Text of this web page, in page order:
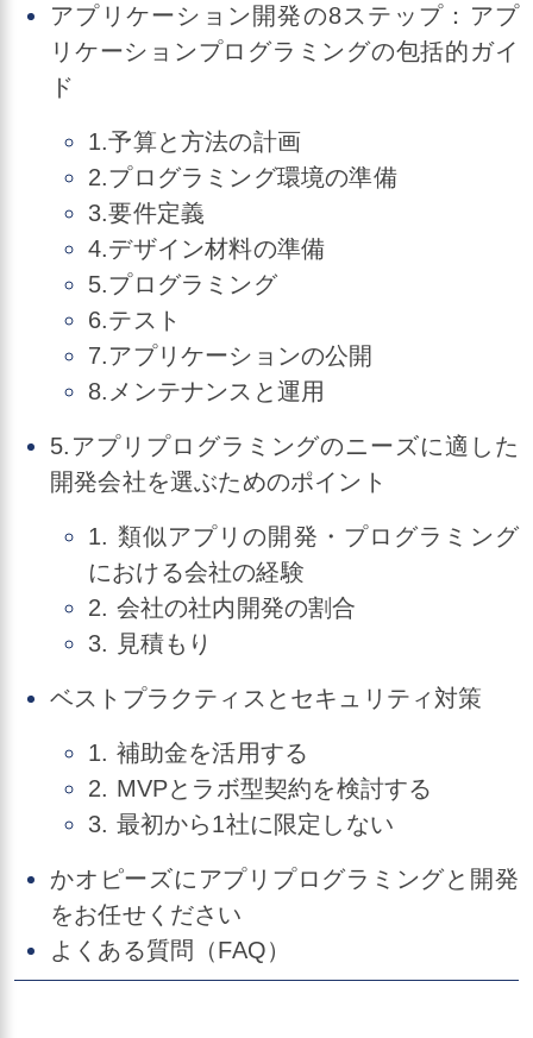
アプリケーション開発の8ステップ：アプ
リケーションプログラミングの包括的ガイ
ド
1.予算と方法の計画
2.プログラミング環境の準備
3.要件定義
4.デザイン材料の準備
5.プログラミング
6.テスト
7.アプリケーションの公開
8.メンテナンスと運用
5.アプリプログラミングのニーズに適した
開発会社を選ぶためのポイント
1. 類似アプリの開発・プログラミング
における会社の経験
2. 会社の社内開発の割合
3. 見積もり
ベストプラクティスとセキュリティ対策
1. 補助金を活用する
2. MVPとラボ型契約を検討する
3. 最初から1社に限定しない
かオピーズにアプリプログラミングと開発
をお任せください
よくある質問（FAQ）